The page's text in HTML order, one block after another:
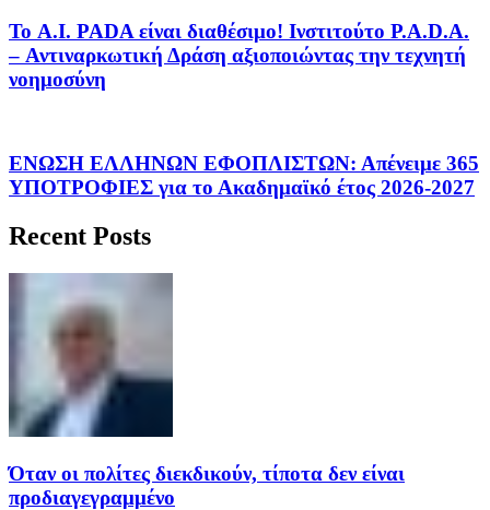
Το A.I. PADA είναι διαθέσιμο! Ινστιτούτο P.A.D.A.
– Αντιναρκωτική Δράση αξιοποιώντας την τεχνητή
νοημοσύνη
ΕΝΩΣΗ ΕΛΛΗΝΩΝ ΕΦΟΠΛΙΣΤΩΝ: Απένειμε 365
ΥΠΟΤΡΟΦΙΕΣ για το Ακαδημαϊκό έτος 2026-2027
Recent Posts
Όταν οι πολίτες διεκδικούν, τίποτα δεν είναι
προδιαγεγραμμένο